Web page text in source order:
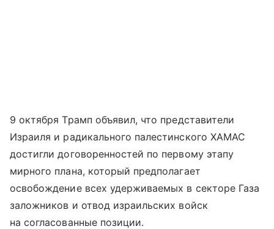
9 октября Трамп объявил, что представители
Израиля и радикального палестинского ХАМАС
достигли договоренностей по первому этапу
мирного плана, который предполагает
освобождение всех удерживаемых в секторе Газа
заложников и отвод израильских войск
на согласованные позиции.